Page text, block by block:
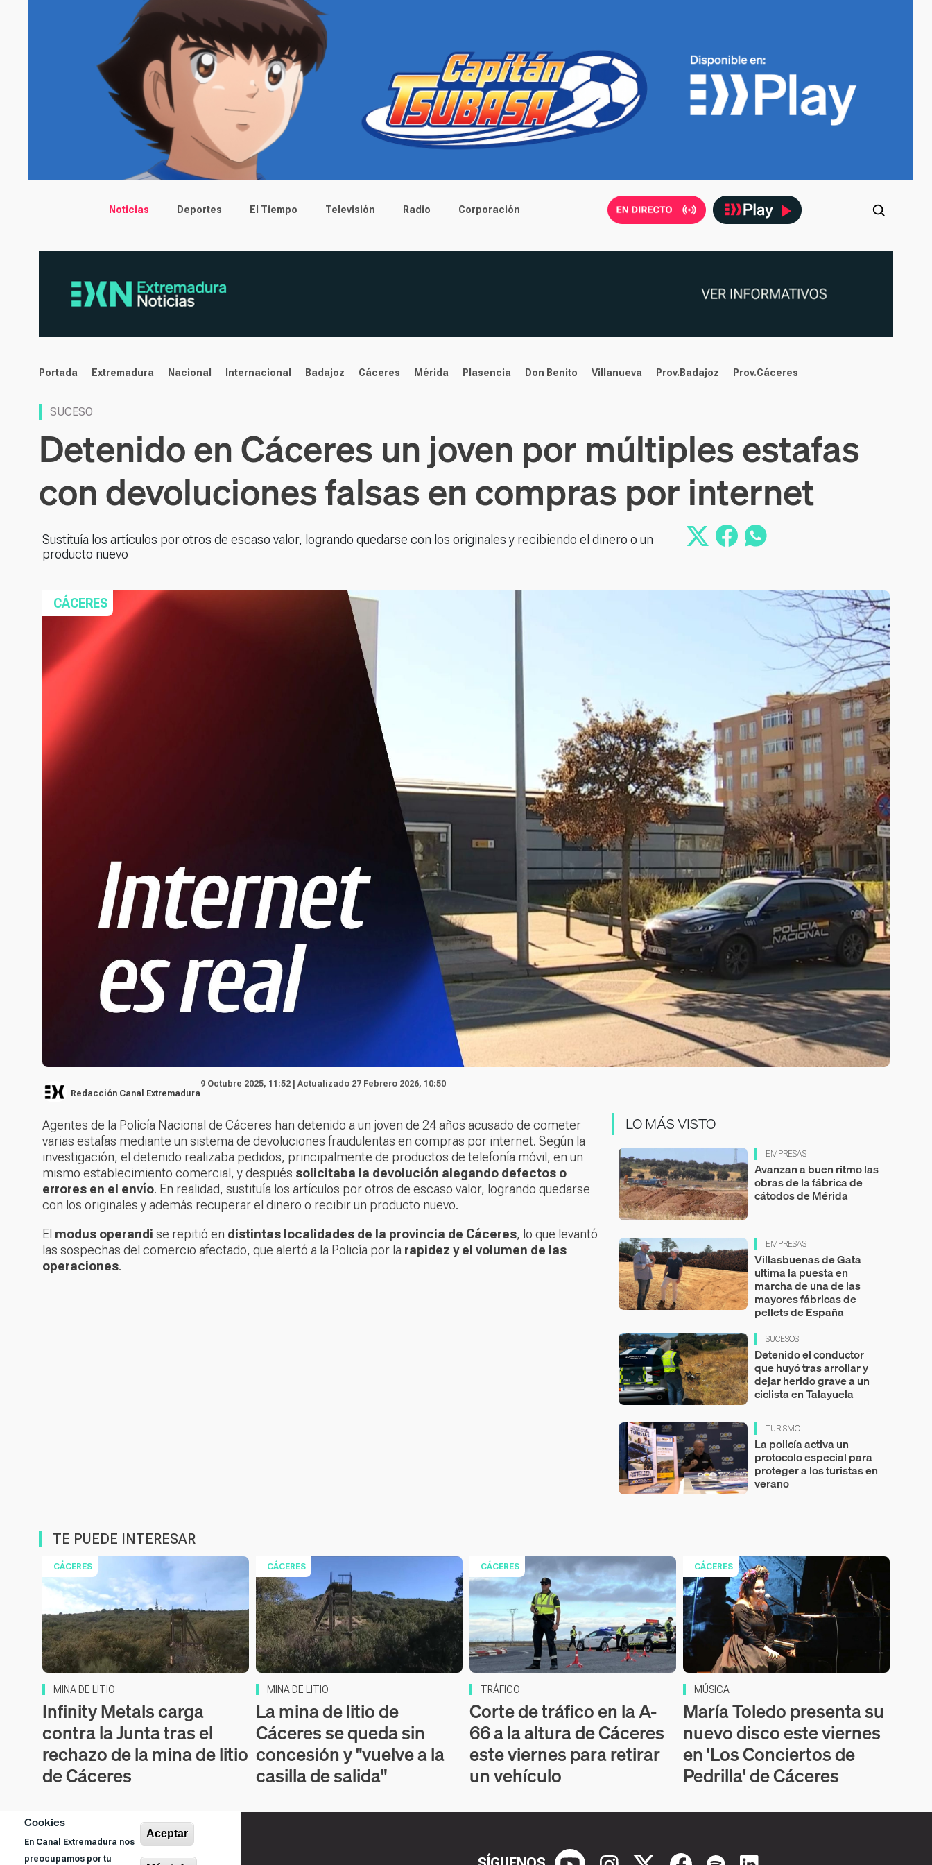
Cookies
En Canal Extremadura nos
preocupamos por tu
Aceptar
Main menu
Noticias Deportes El Tiempo Televisión Radio Corporación
noticias
Portada Extremadura Nacional Internacional Badajoz Cáceres Mérida Plasencia Don Benito Villanueva Prov.Badajoz Prov.Cáceres
SUCESO
Detenido en Cáceres un joven por múltiples estafas
con devoluciones falsas en compras por internet
Sustituía los artículos por otros de escaso valor, logrando quedarse con los originales y recibiendo el dinero o un
producto nuevo
CÁCERES
Redacción Canal Extremadura
9 Octubre 2025, 11:52 | Actualizado 27 Febrero 2026, 10:50
Agentes de la Policía Nacional de Cáceres han detenido a un joven de 24 años acusado de cometer
varias estafas mediante un sistema de devoluciones fraudulentas en compras por internet. Según la
investigación, el detenido realizaba pedidos, principalmente de productos de telefonía móvil, en un
mismo establecimiento comercial, y después solicitaba la devolución alegando defectos o
errores en el envío. En realidad, sustituía los artículos por otros de escaso valor, logrando quedarse
con los originales y además recuperar el dinero o recibir un producto nuevo.
El modus operandi se repitió en distintas localidades de la provincia de Cáceres, lo que levantó
las sospechas del comercio afectado, que alertó a la Policía por la rapidez y el volumen de las
operaciones.
LO MÁS VISTO
EMPRESAS
Avanzan a buen ritmo las
obras de la fábrica de
cátodos de Mérida
EMPRESAS
Villasbuenas de Gata
ultima la puesta en
marcha de una de las
mayores fábricas de
pellets de España
SUCESOS
Detenido el conductor
que huyó tras arrollar y
dejar herido grave a un
ciclista en Talayuela
TURISMO
La policía activa un
protocolo especial para
proteger a los turistas en
verano
TE PUEDE INTERESAR
CÁCERES
MINA DE LITIO
Infinity Metals carga
contra la Junta tras el
rechazo de la mina de litio
de Cáceres
CÁCERES
MINA DE LITIO
La mina de litio de
Cáceres se queda sin
concesión y "vuelve a la
casilla de salida"
CÁCERES
TRÁFICO
Corte de tráfico en la A-
66 a la altura de Cáceres
este viernes para retirar
un vehículo
CÁCERES
MÚSICA
María Toledo presenta su
nuevo disco este viernes
en 'Los Conciertos de
Pedrilla' de Cáceres